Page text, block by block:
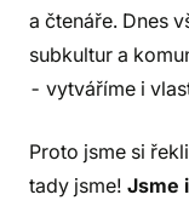
a čtenáře. Dnes
subkultur a
- vytváříme i
Proto jsme si
tady jsme! Jsme